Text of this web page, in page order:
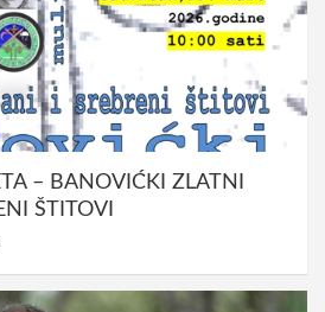
– BANOVIĆKI ZLATNI
ŠTITOVI